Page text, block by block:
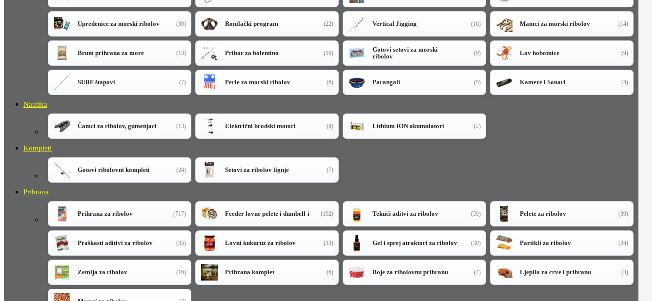
Upredenice za morski ribolov (30) Ronilački program (22) Vertical Jigging (16) Mamci za morski ribolov (14)
Brum prihrana za more (13) Pribor za bolentino (10)
Gotovi setovi za morski
ribolov
(9) Lov hobotnice (9)
SURF štapovi (7) Perle za morski ribolov (6) Parangali (5) Kamere i Sonari (4)
Nautika
Čamci za ribolov, gumenjaci (13) Električni brodski motori (8) Lithium ION akumulatori (2)
Kompleti
Gotovi ribolovni kompleti (24) Setovi za ribolov lignje (7)
Prihrana
Prihrana za ribolov (717) Feeder lovne pelete i dumbell-i (192) Tekući aditvi za ribolov (59) Pelete za ribolov (39)
Praškasti aditivi za ribolov (35) Lovni kukuruz za ribolov (33) Gel i sprej atraktori za ribolov (30) Partikli za ribolov (24)
Zemlja za ribolov (16) Prihrana komplet (6) Boje za ribolovnu prihranu (4) Ljepilo za crve i prihranu (3)